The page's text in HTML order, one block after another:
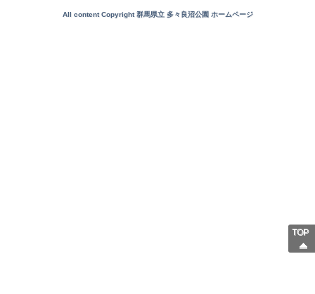
TOP
All content Copyright 群馬県立 多々良沼公園 ホームページ